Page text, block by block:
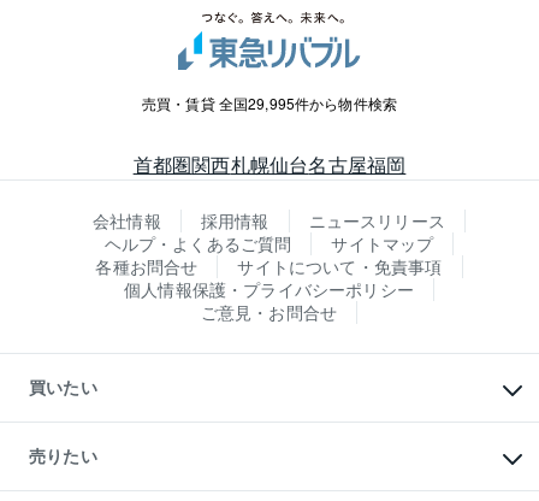
売買・賃貸 全国29,995件から物件検索
首都圏関西札幌仙台名古屋福岡
会社情報 採用情報
ニュースリリース
ヘルプ・よくあるご質問
サイトマップ
各種お問合せ
サイトについて・免責事項
個人情報保護・プライバシーポリシー
ご意見・お問合せ
買いたい
新築・分譲マンションの購入
中古マンションの購入
一戸建ての購入
売りたい